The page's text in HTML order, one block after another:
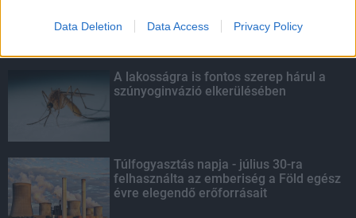
Data Deletion Data Access Privacy Policy
leküzdését a Gál Ferenc Egyetem
A lakosságra is fontos szerep hárul a
szúnyoginvázió elkerülésében
Túlfogyasztás napja - július 30-ra
felhasználta az emberiség a Föld egész
évre elegendő erőforrásait